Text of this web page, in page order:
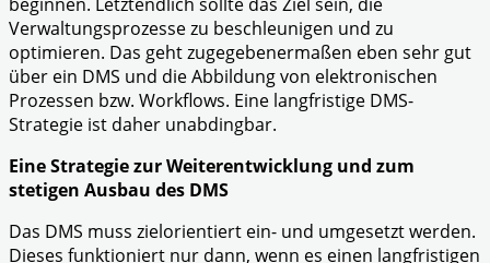
Verwaltungsprozesse zu beschleunigen und zu
optimieren. Das geht zugegebenermaßen eben sehr gut
über ein DMS und die Abbildung von elektronischen
Prozessen bzw. Workflows. Eine langfristige DMS-
Strategie ist daher unabdingbar.
Eine Strategie zur Weiterentwicklung und zum
stetigen Ausbau des DMS
Das DMS muss zielorientiert ein- und umgesetzt werden.
Dieses funktioniert nur dann, wenn es einen langfristigen